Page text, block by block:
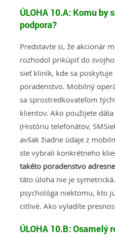
ÚLOHA 10.A: Komu by
podpora?
Predstavte si, že akcionár
rozhodol prikúpiť do
sieť kliník, kde sa
poradenstvo. Mobilný
sa sprostredkovateľom
klientov. Ako použijete
(Históriu telefonátov,
avšak žiadne údaje z
ste vybrali konkrétneho
takéto poradenstvo
táto úloha nie je
psychológa niektomu, kto
citlivé. Ako vyladíte
ÚLOHA 10.B: Osamelý